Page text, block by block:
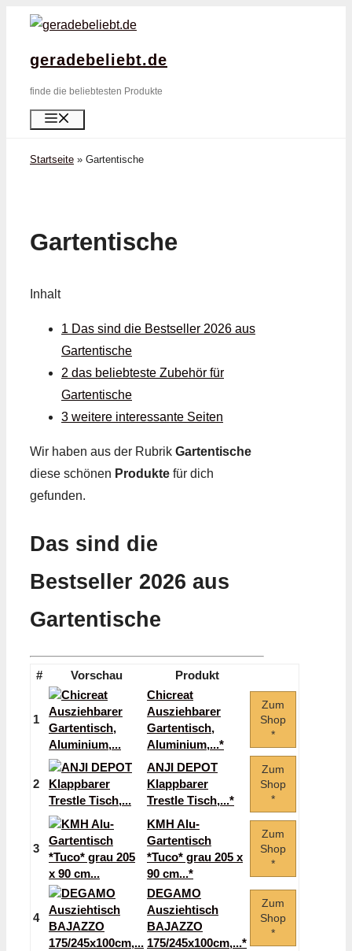
Zum
springen
geradebeliebt.de
finde die beliebtesten Produkte
Startseite » Gartentische
Gartentische
Inhalt
1 Das sind die Bestseller 2026 aus
Gartentische
2 das beliebteste Zubehör für
Gartentische
3 weitere interessante Seiten
Wir haben aus der Rubrik Gartentische
diese schönen Produkte für dich
gefunden.
Das sind die
Bestseller 2026 aus
Gartentische
# Vorschau Produkt
1
Chicreat
Ausziehbarer
Gartentisch,
Aluminium,...*
Zum
Shop
*
2
ANJI DEPOT
Klappbarer
Trestle Tisch,...*
Zum
Shop
*
3
KMH Alu-
Gartentisch
*Tuco* grau 205 x
90 cm...*
Zum
Shop
*
4
DEGAMO
Ausziehtisch
BAJAZZO
175/245x100cm,...*
Zum
Shop
*